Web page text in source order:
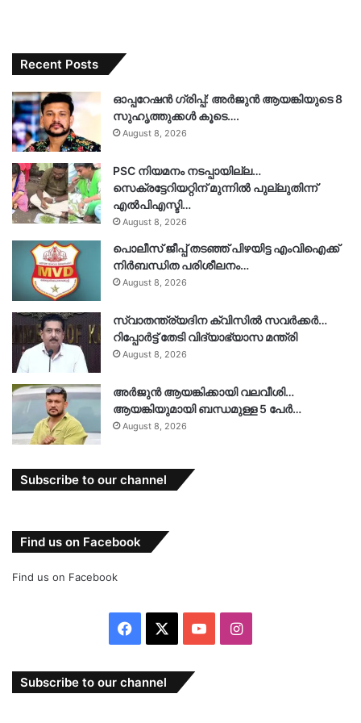
Recent Posts
ഓപ്പറേഷൻ ഗ്രിപ്പ്: അർജുൻ ആയങ്കിയുടെ 8
സുഹൃത്തുക്കൾ കൂടെ….
August 8, 2026
PSC നിയമനം നടപ്പായില്ല…
സെക്രട്ടേറിയറ്റിന് മുന്നിൽ പുല്ലുതിന്ന്
എൽപിഎസ്ടി…
August 8, 2026
പൊലീസ് ജീപ്പ് തടഞ്ഞ് പിഴയിട്ട എംവിഐക്ക്
നിർബന്ധിത പരിശീലനം…
August 8, 2026
സ്വാതന്ത്ര്യദിന ക്വിസിൽ സവർക്കർ…
റിപ്പോർട്ട് തേടി വിദ്യാഭ്യാസ മന്ത്രി
August 8, 2026
അർജുൻ ആയങ്കിക്കായി വലവീശി…
ആയങ്കിയുമായി ബന്ധമുള്ള 5 പേർ…
August 8, 2026
Subscribe to our channel
Find us on Facebook
Find us on Facebook
Facebook YouTubeInstagram
Subscribe to our channel